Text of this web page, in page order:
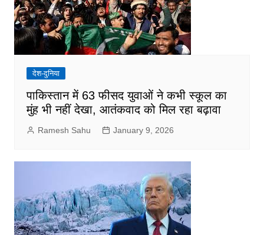
देश-दुनिया
पाकिस्तान में 63 फीसद युवाओं ने कभी स्कूल का
मुंह भी नहीं देखा, आतंकवाद को मिल रहा बढ़ावा
Ramesh Sahu January 9, 2026